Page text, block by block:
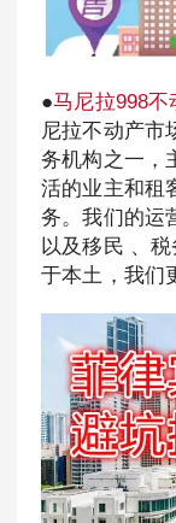
●马尼拉998不
尼拉不动产市
务机构之一，
活的业主和租
务。我们的运
以及移民 、
于本土，我们